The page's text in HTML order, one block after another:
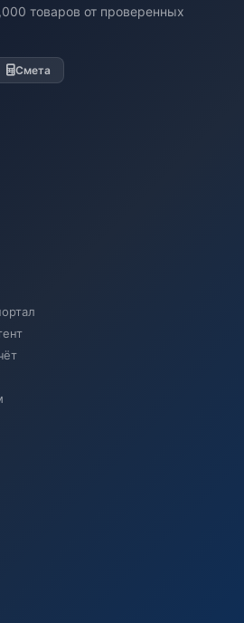
товаров от проверенных
Смета
Подключение...